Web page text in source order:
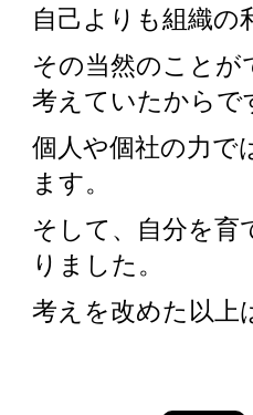
自己よりも組織の
その当然のこと
考えていたからで
個人や個社の力で
ます。
そして、自分を育
りました。
考えを改めた以上